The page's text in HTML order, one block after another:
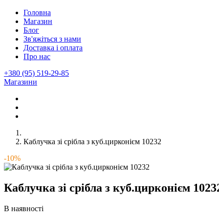
Головна
Магазин
Блог
Зв'яжіться з нами
Доставка і оплата
Про нас
+380 (95) 519-29-85
Магазини
Каблучка зі срібла з куб.цирконієм 10232
-10%
Каблучка зі срібла з куб.цирконієм
В наявності